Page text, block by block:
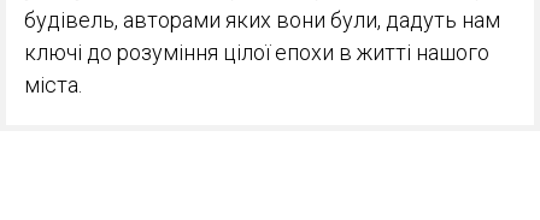
будівель, авторами яких вони були, дадуть нам
ключі до розуміння цілої епохи в житті нашого
міста.